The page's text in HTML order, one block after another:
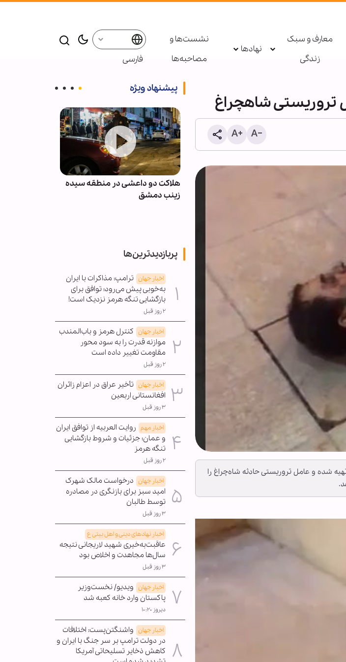
معارف و سبک
زندگی
نهادها
نشست‌ها و
مصاحبه‌ها
فارسی
تروریستی شاهچراغ
شده و عامل تروریستی حادثه شاه‌چراغ را
پیشنهاد ویژه
شیخ علی الخطیب: دولت لبنان پس
هلاکت دو داعشی در منطقه سیده
زینب دمشق
پربازدیدترین‌ها
اخبار جهان ترامپ: مذاکرات با ایران
به‌خوبی پیش می‌رود؛ توافق برای
بازگشایی تنگه هرمز نزدیک است!
۲ روز قبل
اخبار جهان کنترل هرمز و باب‌المندب
موازنه قدرت را به سود محور
مقاومت تغییر داده است
۲ روز قبل
اخبار جهان تأخیر عراق در اعزام زائران
افغانستانی اربعین
۳ روز قبل
اخبار مهم روایت العربیه از توافق ایران
و عمان؛ جزئیات و شروط بازگشایی
تنگه هرمز
۲ روز قبل
اخبار جهان درخواست مالک شهرک
امید سبز برای بازنگری در مصادره
توسط طالبان
۳ روز قبل
اخبار نهادهای دینی و اهل بیتی ع
عاقبت‌به‌خیری شهید لاریجانی نتیجه
سال‌ها مجاهدت و اخلاص بود
۳ روز قبل
اخبار جهان ویدیو/ نخست‌وزیر
پاکستان وارد خانه کعبه شد
دیروز ۱۰:۲۰
اخبار جهان واشنگتن‌پست: اختلافات
در دولت ترامپ بر سر جنگ با ایران و
کاهش ذخایر تسلیحاتی آمریکا